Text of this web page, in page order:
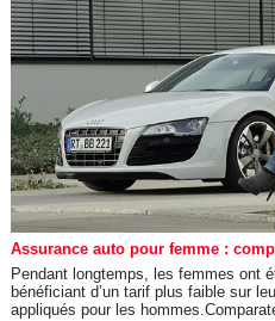
Assurance auto pour femme :
Pendant longtemps, les femmes ont
bénéficiant d’un tarif plus faible sur
appliqués pour les